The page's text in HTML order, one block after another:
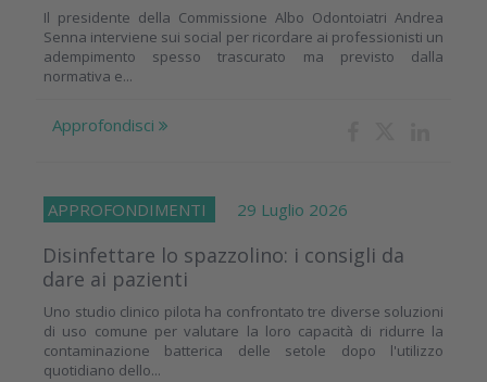
Il presidente della Commissione Albo Odontoiatri Andrea
Senna interviene sui social per ricordare ai professionisti un
adempimento spesso trascurato ma previsto dalla
normativa e...
Approfondisci
APPROFONDIMENTI 29 Luglio 2026
Disinfettare lo spazzolino: i consigli da
dare ai pazienti
Uno studio clinico pilota ha confrontato tre diverse soluzioni
di uso comune per valutare la loro capacità di ridurre la
contaminazione batterica delle setole dopo l'utilizzo
quotidiano dello...